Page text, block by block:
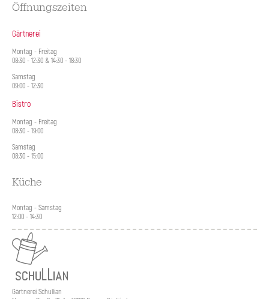
Öffnungszeiten
Gärtnerei
Montag - Freitag
08:30 - 12:30 & 14:30 - 18:30
Samstag
09:00 - 12:30
Bistro
Montag - Freitag
08:30 - 19:00
Samstag
08:30 - 15:00
Küche
Montag - Samstag
12:00 - 14:30
Gärtnerei Schullian